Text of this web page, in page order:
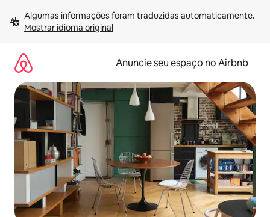
para
Mostrar idioma original
Anuncie seu espaço no Airbnb